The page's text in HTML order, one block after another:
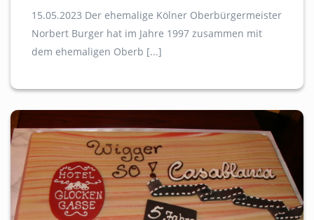
15.05.2023 Der ehemalige Kölner Oberbürgermeister
Norbert Burger hat im Jahre 1997 zusammen mit
dem ehemaligen Oberb [...]